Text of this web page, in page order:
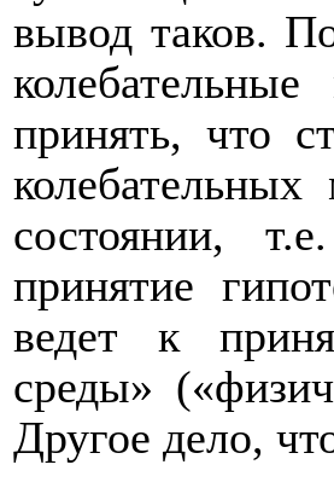
вывод таков.
принять, что
состоянии,
принятие
ведет к
среды»
Другое дело,